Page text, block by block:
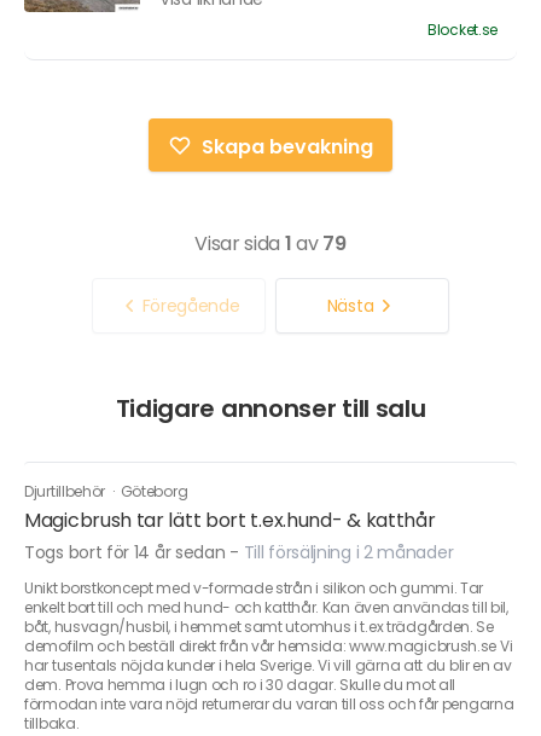
Blocket.se
Skapa bevakning
Visar sida 1av79
Föregående Nästa
Tidigare annonser till salu
Djurtillbehör · Göteborg
Magicbrush tar lätt bort t.ex.hund- & katthår
Togs bort för 14 år sedan - Till försäljning i 2 månader
Unikt borstkoncept med v-formade strån i silikon och gummi. Tar
enkelt bort till och med hund- och katthår. Kan även användas till bil,
båt, husvagn/husbil, i hemmet samt utomhus i t.ex trädgården. Se
demofilm och beställ direkt från vår hemsida: www.magicbrush.se Vi
har tusentals nöjda kunder i hela Sverige. Vi vill gärna att du blir en av
dem. Prova hemma i lugn och ro i 30 dagar. Skulle du mot all
förmodan inte vara nöjd returnerar du varan till oss och får pengarna
tillbaka.